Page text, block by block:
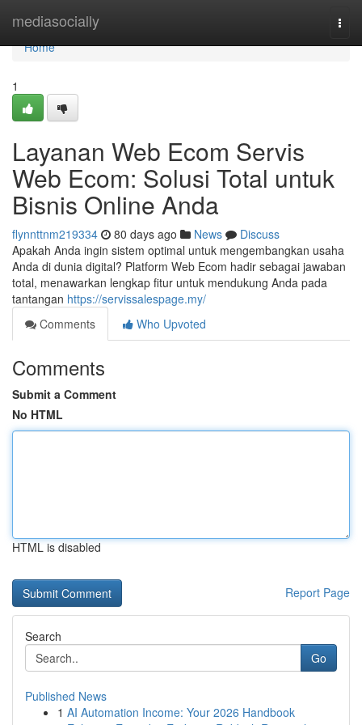
mediasocially
Home
Home
1
Layanan Web Ecom Servis
Web Ecom: Solusi Total untuk
Bisnis Online Anda
flynnttnm219334 80 days ago News
Discuss
Apakah Anda ingin sistem optimal untuk mengembangkan usaha
Anda di dunia digital? Platform Web Ecom hadir sebagai jawaban
total, menawarkan lengkap fitur untuk mendukung Anda pada
tantangan https://servissalespage.my/
Comments
Who Upvoted
Comments
Submit a Comment
No HTML
HTML is disabled
Report Page
Search
Go
Published News
1 AI Automation Income: Your 2026 Handbook